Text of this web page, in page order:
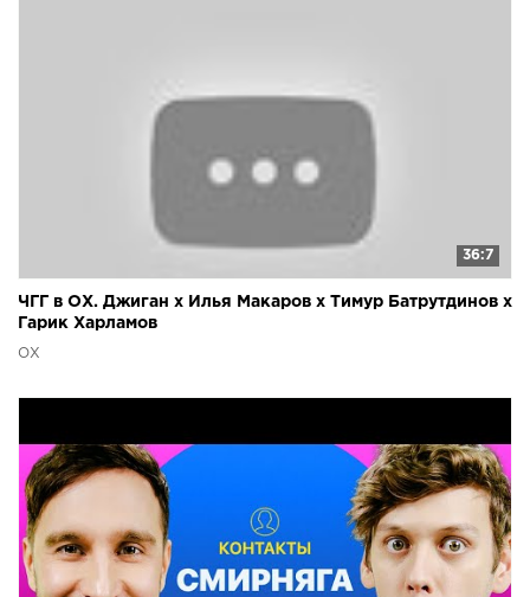
36:7
ЧГГ в ОХ. Джиган х Илья Макаров х Тимур Батрутдинов х
Гарик Харламов
ОХ